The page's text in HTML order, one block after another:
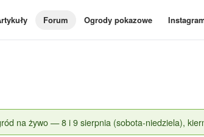
Forum Ogrody pokazowe
na żywo — 8 i 9 sierpnia (sobota-niedziela),